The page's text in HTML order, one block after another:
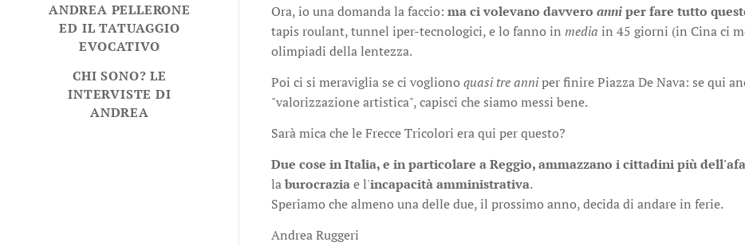
ANDREA PELLERONE
ED IL TATUAGGIO
EVOCATIVO
CHI SONO? LE
INTERVISTE DI
ANDREA
Ora, io una domanda la faccio: ma ci volevano davvero anniper fare tutto
tapis roulant, tunnel iper-tecnologici, e lo fanno in media in 45 giorni (in Cina ci
olimpiadi della lentezza.
Poi ci si meraviglia se ci vogliono quasi tre anniper finire Piazza De Nava: se qui
"valorizzazione artistica", capisci che siamo messi bene.
Sarà mica che le Frecce Tricolori era qui per questo?
Due cose in Italia, e in particolare a Reggio, ammazzano i cittadini più
laburocraziae l'incapacità amministrativa.
Speriamo che almeno una delle due, il prossimo anno, decida di andare in ferie.
Andrea Ruggeri